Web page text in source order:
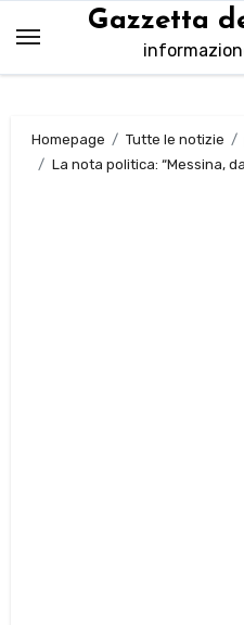
contenuto
Gazzetta
Homepage Tutte le notizie
La nota politica: “Messina,